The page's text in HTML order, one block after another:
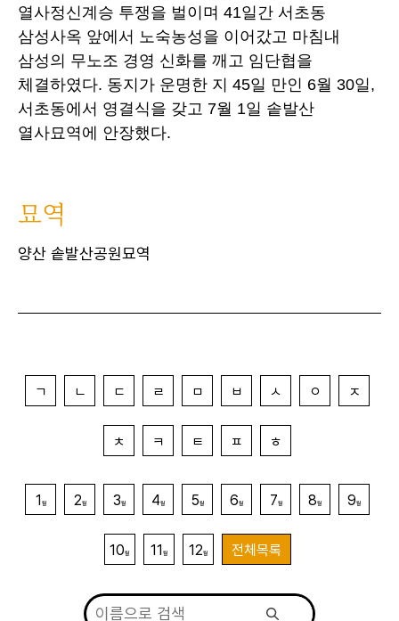
열사정신계승 투쟁을 벌이며 41일간 서초동
삼성사옥 앞에서 노숙농성을 이어갔고 마침내
삼성의 무노조 경영 신화를 깨고 임단협을
체결하였다. 동지가 운명한 지 45일 만인 6월 30일,
서초동에서 영결식을 갖고 7월 1일 솥발산
열사묘역에 안장했다.
묘역
양산 솥발산공원묘역
ㄱ ㄴ ㄷ ㄹ ㅁ ㅂ ㅅ ㅇ ㅈ
ㅊ ㅋ ㅌ ㅍ ㅎ
1 월 2월 3월 4월 5월 6월 7월 8월 9월
10월 11 월 12월 전체목록